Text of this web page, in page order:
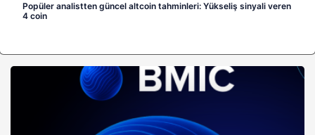
Popüler analistten güncel altcoin tahminleri: Yükseliş sinyali veren
4 coin